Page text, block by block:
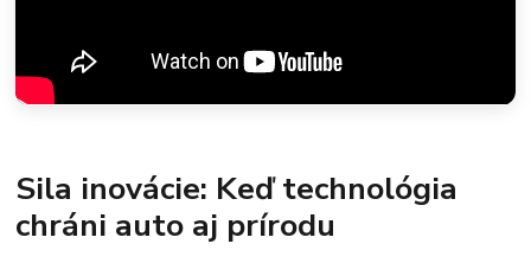
Sila inovácie: Keď technológia
chráni auto aj prírodu